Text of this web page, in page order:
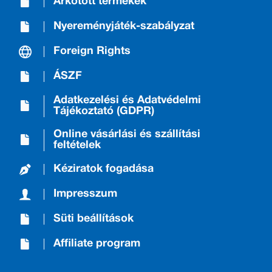
Nyereményjáték-szabályzat
Foreign Rights
ÁSZF
Adatkezelési és Adatvédelmi
Tájékoztató (GDPR)
Online vásárlási és szállítási
feltételek
Kéziratok fogadása
Impresszum
Süti beállítások
Affiliate program